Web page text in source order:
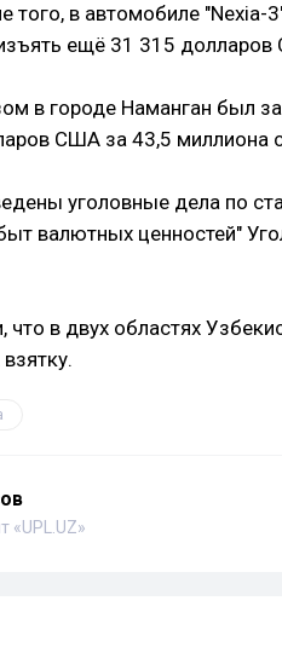
того, в автомобиле "Nexia-
ещё 31 315
в городе Наманган был
США за 43,5 миллиона
уголовные дела по
валютных ценностей"
в двух областях
«UPL.UZ»